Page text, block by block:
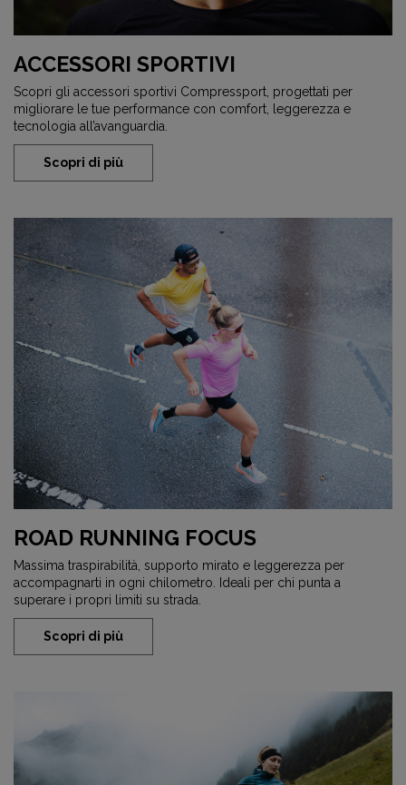
ACCESSORI SPORTIVI
Scopri gli accessori sportivi Compressport, progettati per
migliorare le tue performance con comfort, leggerezza e
tecnologia all’avanguardia.
Scopri di più
ROAD RUNNING FOCUS
Massima traspirabilità, supporto mirato e leggerezza per
accompagnarti in ogni chilometro. Ideali per chi punta a
superare i propri limiti su strada.
Scopri di più